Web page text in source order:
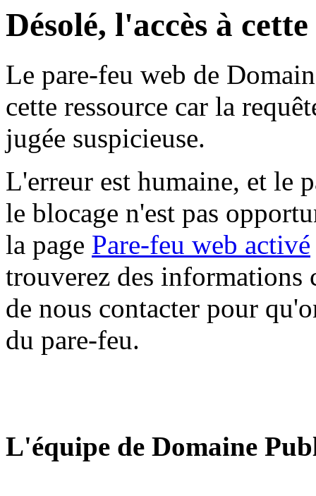
Désolé, l'accès à
Le pare-feu web de
cette ressource car la
jugée suspicieuse.
L'erreur est humaine, et le
le blocage n'est pas
la page Pare-feu web activé
trouverez des informations
de nous contacter pour
du pare-feu.
L'équipe de Domaine